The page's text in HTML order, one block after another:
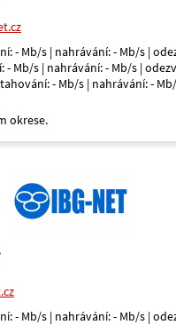
- Mb/s | nahrávání: - Mb/s |
- Mb/s | nahrávání: - Mb/s |
- Mb/s | nahrávání: -
okrese.
- Mb/s | nahrávání: - Mb/s |